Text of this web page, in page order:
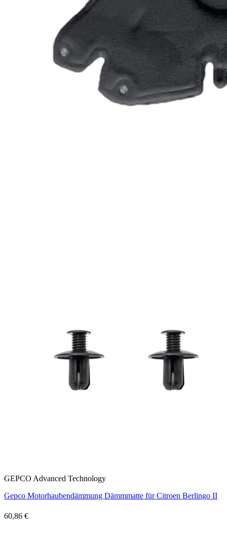
GEPCO Advanced Technology
Gepco Motorhaubendämmung Dämmmatte für Citroen Berlingo II
60,86 €